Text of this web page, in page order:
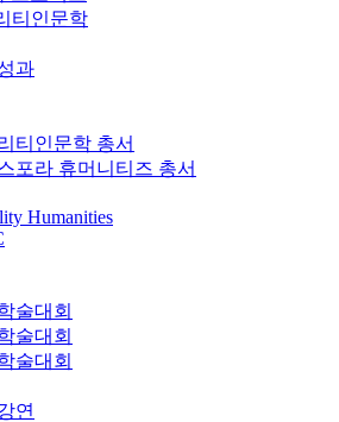
티인문학
과
티인문학 총서
포라 휴머니티즈 총서
Humanities
술대회
술대회
술대회
연